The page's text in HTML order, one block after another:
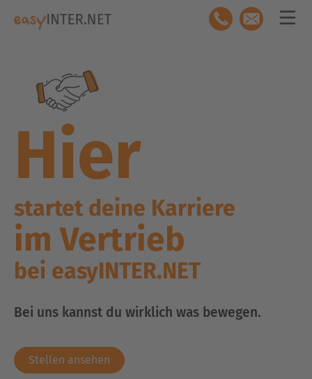
Hier
startet deine Karriere
im Vertrieb
bei easyINTER.NET
Bei uns kannst du wirklich was bewegen.
Stellen ansehen